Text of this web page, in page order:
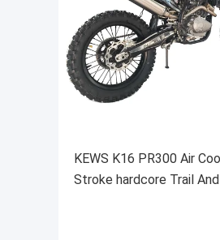
​​KEWS K16 PR300 Air
Stroke​​ ​​hardcore Trail